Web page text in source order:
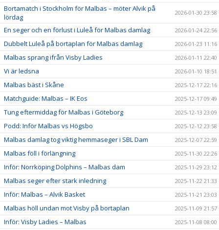
Bortamatch i Stockholm för Malbas – möter Alvik på
lördag
2026-01-30 23:58
En seger och en förlust i Luleå för Malbas damlag 2026-01-24 22:56
Dubbelt Luleå på bortaplan för Malbas damlag 2026-01-23 11:16
Malbas sprang ifrån Visby Ladies 2026-01-11 22:40
Vi är ledsna 2026-01-10 18:51
Malbas bäst i Skåne 2025-12-17 22:16
Matchguide: Malbas – IK Eos 2025-12-17 09:49
Tung eftermiddag för Malbas i Göteborg 2025-12-13 23:09
Podd: Inför Malbas vs Högsbo 2025-12-12 23:58
Malbas damlag tog viktig hemmaseger i SBL Dam 2025-12-07 22:59
Malbas föll i förlängning 2025-11-30 22:26
Inför: Norrköping Dolphins – Malbas dam 2025-11-29 23:12
Malbas seger efter stark inledning 2025-11-22 21:33
Inför: Malbas – Alvik Basket 2025-11-21 23:03
Malbas höll undan mot Visby på bortaplan 2025-11-09 21:57
Inför: Visby Ladies – Malbas 2025-11-08 08:00